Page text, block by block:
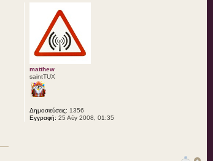
matthew
saintTUX
Δημοσιεύσεις: 1356
Εγγραφή: 25 Αύγ 2008, 01:35